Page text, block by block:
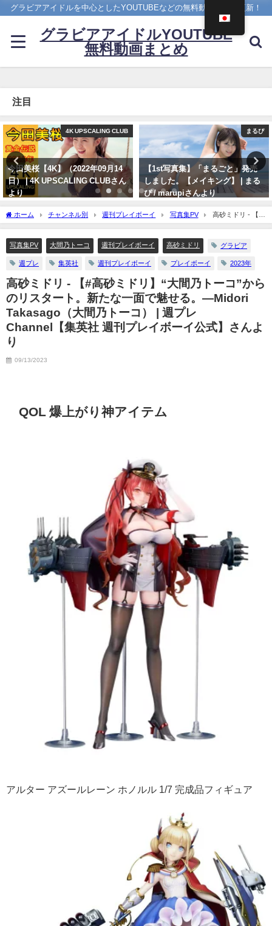
グラビアアイドルを中心としたYOUTUBEなどの無料動画を日々更新！
グラビアアイドルYOUTUBE
無料動画まとめ
注目
まるぴ
【1st写真集】「まるごと」発売
しました。【メイキング】 | まる
ぴ / marupiさんより
えなこ
【バニーガールコスプレ】えなこ
がTVアニメ『涼宮ハルヒの憂
鬱』劇中歌「God knows…」を
神カバー！！
ホーム チャンネル別 週刊プレイボーイ 写真集PV
高砂ミドリ - 【#
高砂ミドリ】“大間乃トーコ”からのリスタート。新たな一面で魅せる。―Midori
り
写真集PV 大間乃トーコ 週刊プレイボーイ 高砂ミドリ グラビア
週プレ 集英社 週刊プレイボーイ プレイボーイ 2023年
高砂ミドリ - 【#高砂ミドリ】“大間乃トーコ”から
のリスタート。新たな一面で魅せる。―Midori
Takasago（大間乃トーコ） | 週プレ
Channel【集英社 週刊プレイボーイ公式】さんよ
り
09/13/2023
QOL 爆上がり神アイテム
アルター アズールレーン ホノルル 1/7 完成品フィギュア